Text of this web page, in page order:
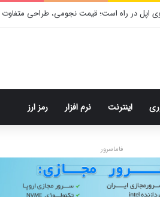
اپل در راه است؛ قیمت نجومی، طراحی متفاوت
اینترنت نرم افزار رمز ارز
فاماسرور